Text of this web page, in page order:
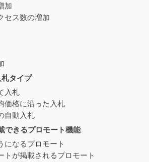
加
セス数の増加
タイプ
入札
価格に沿った入札
自動入札
できるプロモート機能
になるプロモート
トが掲載されるプロモート